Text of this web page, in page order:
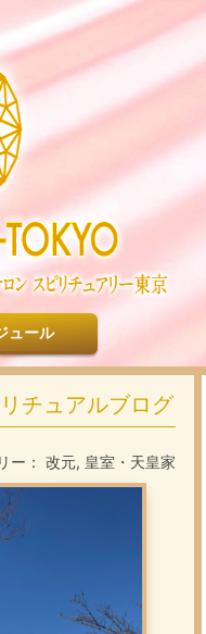
ュール
チュアルブログ
ー： 改元, 皇室・天皇家